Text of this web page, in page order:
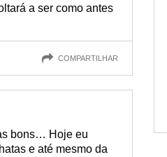
a ser como antes
COMPARTILHAR
bons… Hoje eu
e até mesmo da